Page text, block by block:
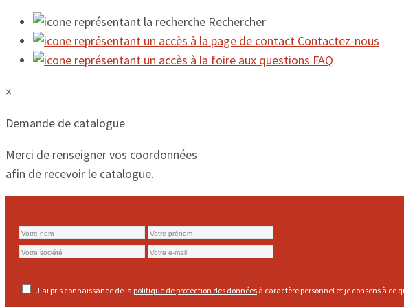
Rechercher
Contactez-nous
FAQ
×
Demande de catalogue
Merci de renseigner vos coordonnées
afin de recevoir le catalogue.
J'ai pris connaissance de la politique de protection des données à caractère personnel et je consens à ce